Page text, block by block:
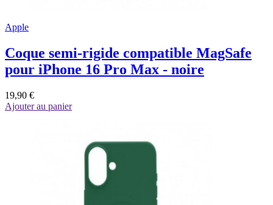
Apple
Coque semi-rigide compatible MagSafe
pour iPhone 16 Pro Max - noire
19,90 €
Ajouter au panier